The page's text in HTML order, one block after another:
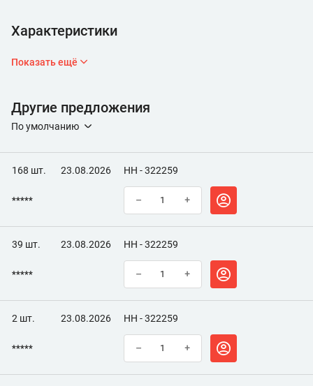
Характеристики
Показать ещё
Другие предложения
По умолчанию
168 шт. 23.08.2026 НН - 322259
***** – +
39 шт. 23.08.2026 НН - 322259
***** – +
2 шт. 23.08.2026 НН - 322259
***** – +